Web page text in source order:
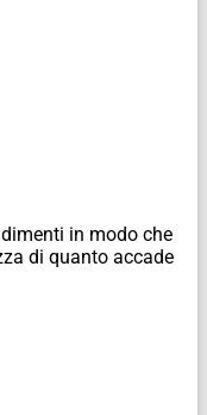
in modo che
di quanto accade